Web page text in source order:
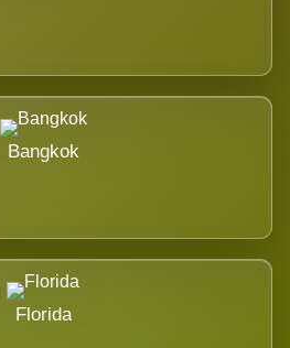
Bangkok
Florida